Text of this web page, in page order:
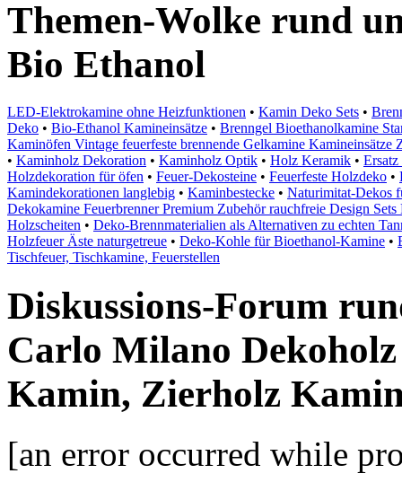
Themen-Wolke rund
Bio Ethanol
LED-Elektrokamine ohne Heizfunktionen • Kamin Deko Sets •
Deko • Bio-Ethanol Kamineinsätze • Brenngel Bioethanolkamine
Kaminöfen Vintage feuerfeste brennende Gelkamine Kamineinsätze
• Kaminholz Dekoration • Kaminholz Optik • Holz Keramik •
Holzdekoration für öfen • Feuer-Dekosteine • Feuerfeste Holzdeko •
Kamindekorationen langlebig • Kaminbestecke • Naturimitat-Dekos
Dekokamine Feuerbrenner Premium Zubehör rauchfreie Design Sets
Holzscheiten • Deko-Brennmaterialien als Alternativen zu echten
Holzfeuer Äste naturgetreue • Deko-Kohle für Bioethanol-Kamine •
Tischfeuer, Tischkamine, Feuerstellen
Diskussions-Forum
Carlo Milano
Kamin, Zierholz
[an error occurred while